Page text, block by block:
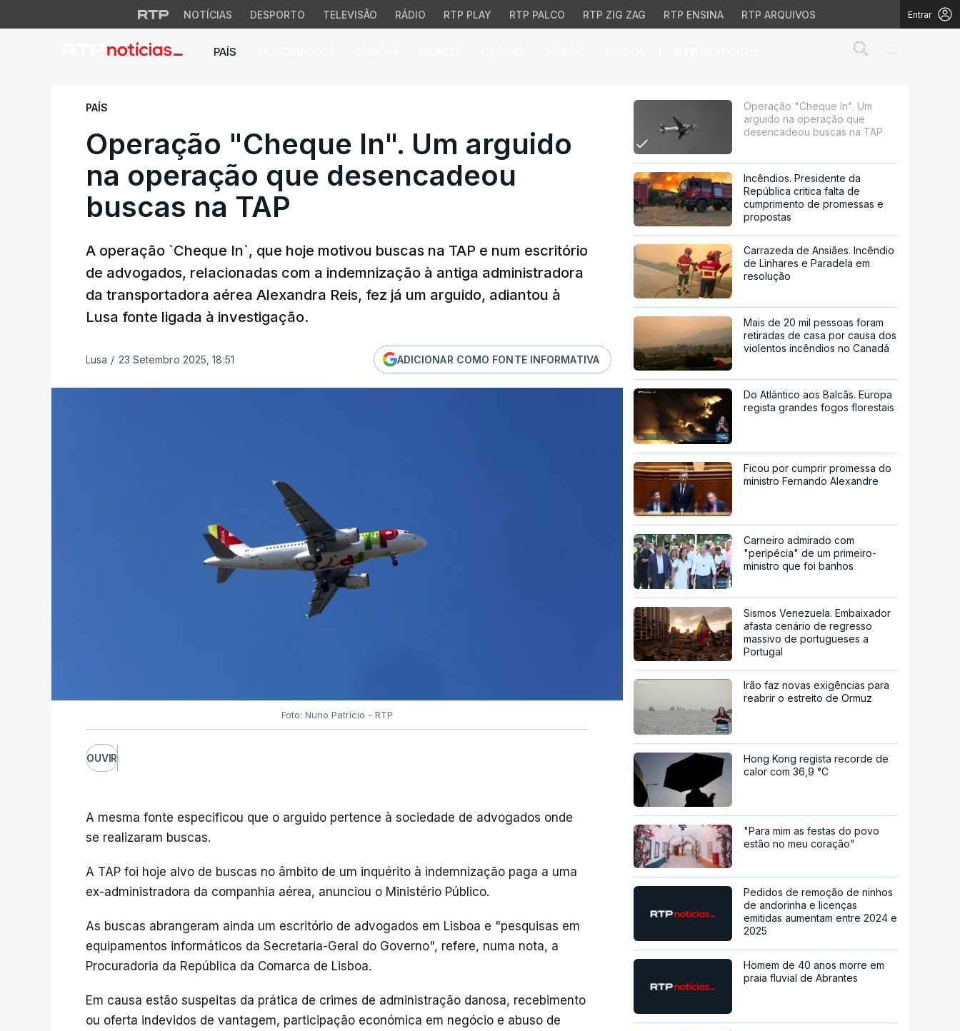
NOTÍCIAS DESPORTO TELEVISÃO RÁDIO RTP PLAY RTP PALCO RTP ZIG ZAG RTP ENSINA RTP ARQUIVOS Entrar
PAÍS
Operação "Cheque In". Um arguido na operação que
PAÍS
Operação "Cheque In". Um arguido
na operação que desencadeou
buscas na TAP
A operação `Cheque In`, que hoje motivou buscas na TAP e num escritório
de advogados, relacionadas com a indemnização à antiga administradora
da transportadora aérea Alexandra Reis, fez já um arguido, adiantou à
Lusa fonte ligada à investigação.
Lusa / 23 Setembro 2025, 18:51 ADICIONAR COMO FONTE INFORMATIVA
Foto: Nuno Patrício - RTP
OUVIR
A mesma fonte especificou que o arguido pertence à sociedade de advogados onde
se realizaram buscas.
A TAP foi hoje alvo de buscas no âmbito de um inquérito à indemnização paga a uma
ex-administradora da companhia aérea, anunciou o Ministério Público.
As buscas abrangeram ainda um escritório de advogados em Lisboa e "pesquisas em
equipamentos informáticos da Secretaria-Geral do Governo", refere, numa nota, a
Procuradoria da República da Comarca de Lisboa.
Em causa estão suspeitas da prática de crimes de administração danosa, recebimento
ou oferta indevidos de vantagem, participação económica em negócio e abuso de
Operação "Cheque In". Um
arguido na operação que
desencadeou buscas na TAP
Incêndios. Presidente da
República critica falta de
cumprimento de promessas e
propostas
Carrazeda de Ansiães. Incêndio
de Linhares e Paradela em
resolução
Mais de 20 mil pessoas foram
retiradas de casa por causa dos
violentos incêndios no Canadá
Do Atlântico aos Balcãs. Europa
regista grandes fogos florestais
Ficou por cumprir promessa do
ministro Fernando Alexandre
Carneiro admirado com
"peripécia" de um primeiro-
ministro que foi banhos
Sismos Venezuela. Embaixador
afasta cenário de regresso
massivo de portugueses a
Portugal
Irão faz novas exigências para
reabrir o estreito de Ormuz
Hong Kong regista recorde de
calor com 36,9 °C
"Para mim as festas do povo
estão no meu coração"
Pedidos de remoção de ninhos
de andorinha e licenças
emitidas aumentam entre 2024 e
2025
Homem de 40 anos morre em
praia fluvial de Abrantes